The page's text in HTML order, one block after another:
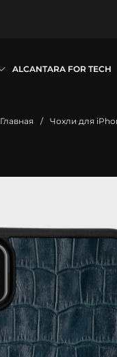
ALCANTARA FOR TECH
Главная / Чохли для